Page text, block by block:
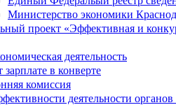
Министерство экономики
проект «Эффективная и
деятельность
в конверте
комиссия
деятельности